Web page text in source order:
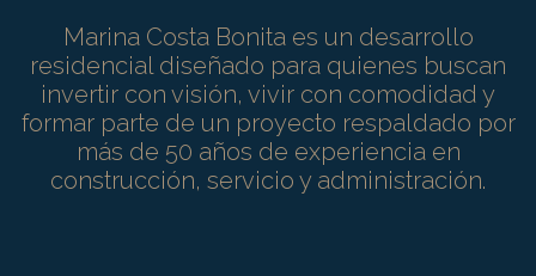
Marina Costa Bonita es un desarrollo
residencial diseñado para quienes buscan
invertir con visión, vivir con comodidad y
formar parte de un proyecto respaldado por
más de 50 años de experiencia en
construcción, servicio y administración.